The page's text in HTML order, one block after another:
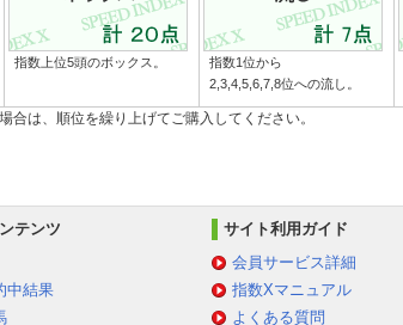
指数上位5頭のボックス。
指数1位から
2,3,4,5,6,7,8位への流し。
は、順位を繰り上げてご購入してください。
テンツ
中結果
サイト利用ガイド
会員サービス詳細
指数Xマニュアル
よくある質問